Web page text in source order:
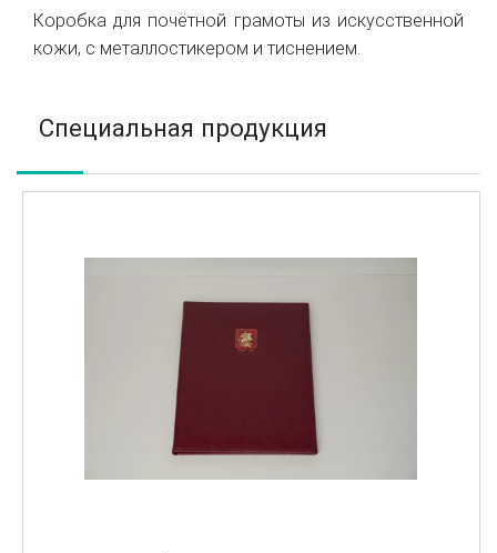
Коробка для почётной грамоты из искусственной
кожи, с металлостикером и тиснением.
Специальная продукция